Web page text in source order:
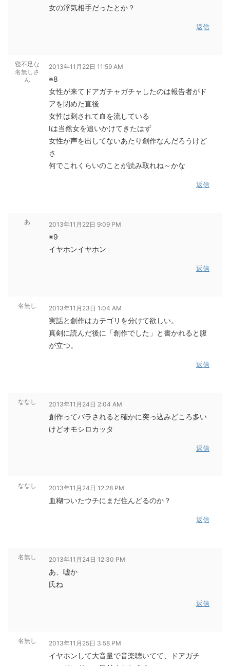
女の浮気相手だったとか？
返信
寝不足な
名無しさ
ん
2013年11月22日 11:59 AM
※8
女性が来てドアガチャガチャしたのは報告者がド
アを閉めた直後
女性は刺されて血を流している
Iは当然女を追いかけてきたはず
女性が声を出してないあたり創作なんだろうけど
さ
何でこれくらいのことが読み取れね～かな
返信
あ 2013年11月22日 9:09 PM
※9
イヤホンイヤホン
返信
名無し 2013年11月23日 1:04 AM
実話と創作はカテゴリを分けて欲しい。
真剣に読んだ後に「創作でした」と書かれると腹
が立つ。
返信
ななし 2013年11月24日 2:04 AM
創作ってバラされると確かに突っ込みどころ多い
けどオモシロカッタ
返信
ななし 2013年11月24日 12:28 PM
血糊ついたウチにまだ住んどるのか？
返信
名無し 2013年11月24日 12:30 PM
あ、嘘か
氏ね
返信
名無し 2013年11月25日 3:58 PM
イヤホンして大音量で音楽聴いてて、ドアガチ